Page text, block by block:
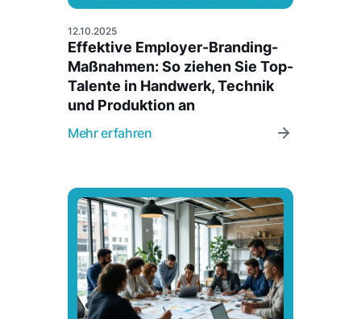
12.10.2025
Effektive Employer-Branding-
Maßnahmen: So ziehen Sie Top-
Talente in Handwerk, Technik
und Produktion an
Mehr erfahren